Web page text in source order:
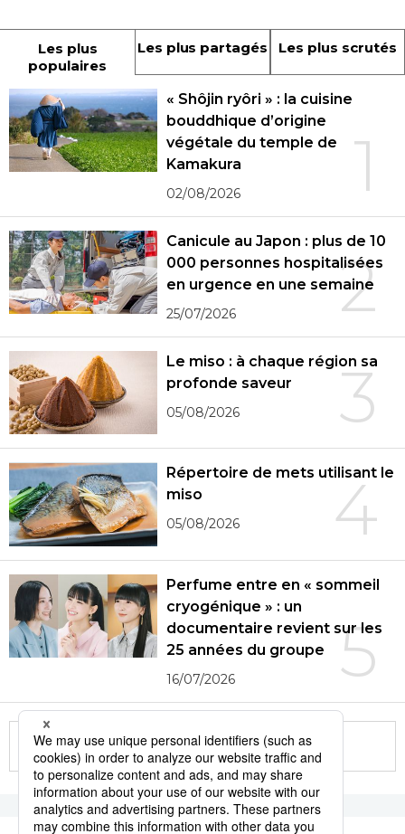
Les plus
populaires
Les plus partagés Les plus scrutés
1
« Shôjin ryôri » : la cuisine
bouddhique d’origine
végétale du temple de
Kamakura
02/08/2026
2
Canicule au Japon : plus de 10
000 personnes hospitalisées
en urgence en une semaine
25/07/2026
3
Le miso : à chaque région sa
profonde saveur
05/08/2026
4
Répertoire de mets utilisant le
miso
05/08/2026
5
Perfume entre en « sommeil
cryogénique » : un
documentaire revient sur les
25 années du groupe
16/07/2026
More in this series